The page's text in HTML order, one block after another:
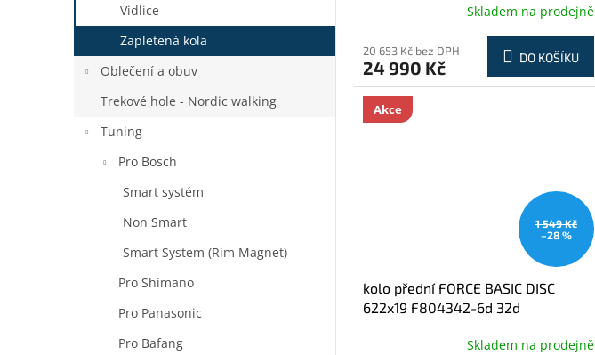
Vidlice
Zapletená kola
Oblečení a obuv
Trekové hole - Nordic walking
Tuning
Pro Bosch
Smart systém
Non Smart
Smart System (Rim Magnet)
Pro Shimano
Pro Panasonic
Pro Bafang
Skladem na prodejně
20 653 Kč bez DPH
24 990 Kč DO KOŠÍKU
Akce
1 549 Kč
–28 %
kolo přední FORCE BASIC DISC
622x19 F804342-6d 32d
Skladem na prodejně